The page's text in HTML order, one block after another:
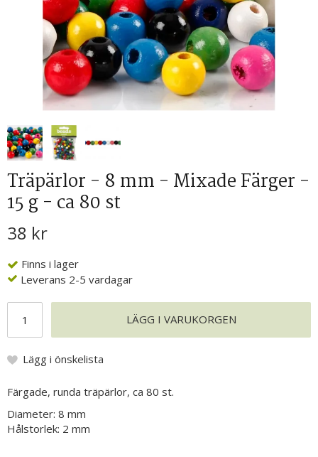
Träpärlor - 8 mm - Mixade Färger -
15 g - ca 80 st
38 kr
Finns i lager
Leverans 2-5 vardagar
LÄGG I VARUKORGEN
Lägg i önskelista
Färgade, runda träpärlor, ca 80 st.
Diameter: 8 mm
Hålstorlek: 2 mm